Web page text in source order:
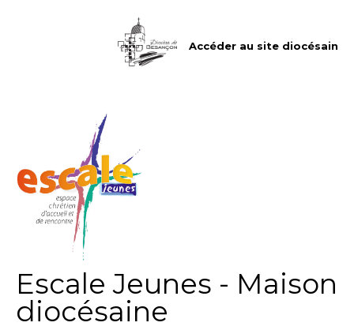
Accéder au site diocésain
Escale Jeunes - Maison
diocésaine